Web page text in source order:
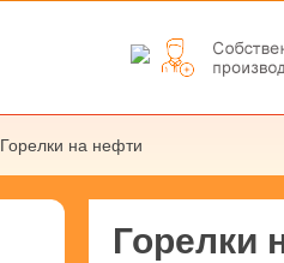
Горелки на нефти
Горелки